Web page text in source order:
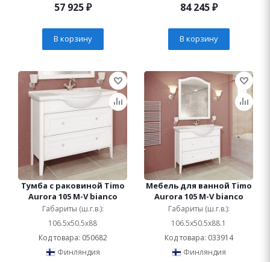
57 925₽
В корзину
84 245₽
В корзину
Тумба с раковиной Timo
Aurora 105 M-V bianco
Габариты (ш.г.в.):
106.5x50.5x88
Код товара: 050682
Финляндия
Мебель для ванной Timo
Aurora 105 M-V bianco
Габариты (ш.г.в.):
106.5x50.5x88.1
Код товара: 033914
Финляндия